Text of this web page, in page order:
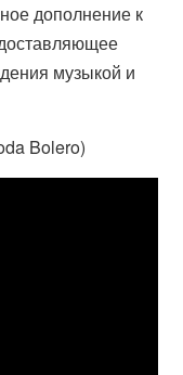
дополнение к
музыкой и
Bolero)